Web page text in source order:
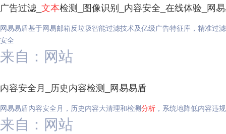
广告过滤_ 文本检测_图像识别_内容安全_在线体验_网
网易易盾基于网易邮箱反垃圾智能过滤技术及亿级广告特征库，精准过
安全
来自：网站
内容安全月_历史内容检测_网易易盾
网易易盾内容安全月，历史内容大清理和检测分析 ，系统地降低内容违
来自：网站